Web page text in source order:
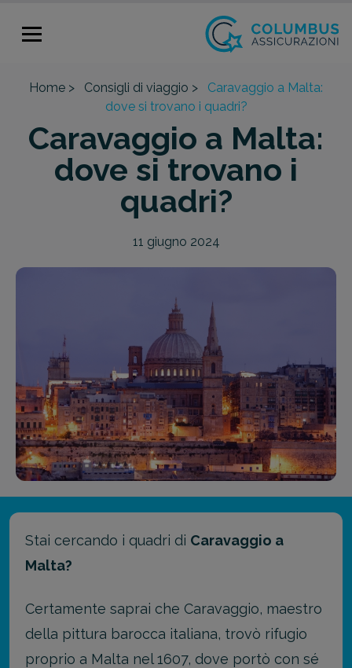
Home > Consigli di viaggio >
Caravaggio a Malta:
dove si trovano i quadri?
Caravaggio a Malta:
dove si trovano i
quadri?
11 giugno 2024
Stai cercando i quadri di Caravaggio a
Malta?
Certamente saprai che Caravaggio, maestro
della pittura barocca italiana, trovò rifugio
proprio a Malta nel 1607, dove portò con sé